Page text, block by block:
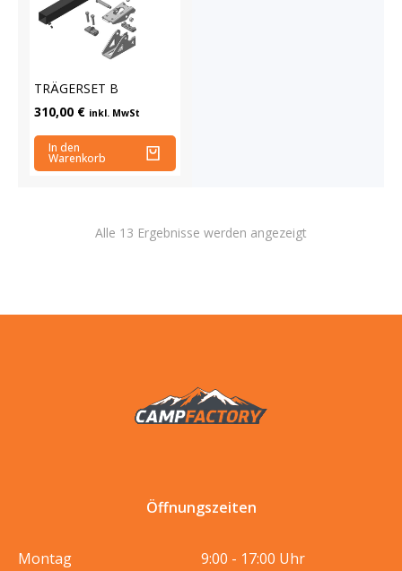
TRÄGERSET B
310,00 € inkl. MwSt
In den
Warenkorb
Alle 13 Ergebnisse werden angezeigt
Öffnungszeiten
Montag 9:00 - 17:00 Uhr